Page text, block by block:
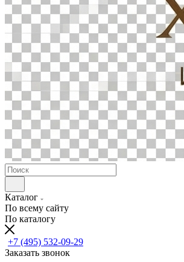
Каталог
По всему сайту
По каталогу
+7 (495) 532-09-29
Заказать звонок